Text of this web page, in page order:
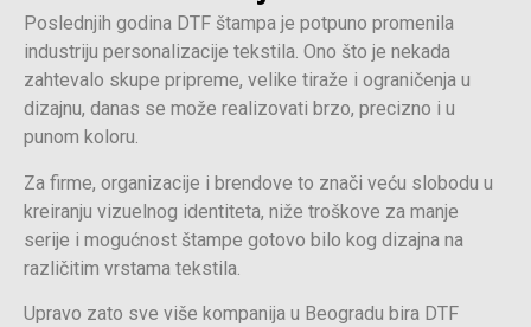
Poslednjih godina DTF štampa je potpuno promenila
industriju personalizacije tekstila. Ono što je nekada
zahtevalo skupe pripreme, velike tiraže i ograničenja u
dizajnu, danas se može realizovati brzo, precizno i u
punom koloru.
Za firme, organizacije i brendove to znači veću slobodu u
kreiranju vizuelnog identiteta, niže troškove za manje
serije i mogućnost štampe gotovo bilo kog dizajna na
različitim vrstama tekstila.
Upravo zato sve više kompanija u Beogradu bira DTF